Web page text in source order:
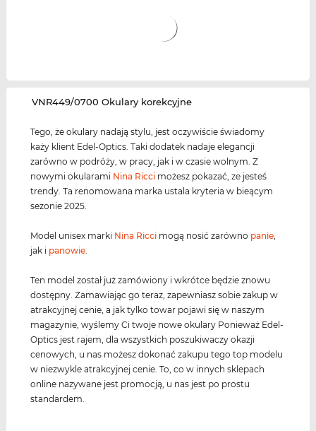
‌VNR449/0700 Okulary korekcyjne
Tego, że okulary nadają stylu, jest oczywiście świadomy
każy klient Edel-Optics. Taki dodatek nadaje elegancji
zarówno w podróży, w pracy, jak i w czasie wolnym. Z
nowymi okularami Nina Ricci możesz pokazać, ze jesteś
trendy. Ta renomowana marka ustala kryteria w bieącym
sezonie 2025.
Model unisex marki Nina Ricci mogą nosić zarówno panie
jak i panowie
Ten model został już zamówiony i wkrótce będzie znowu
dostępny. Zamawiając go teraz, zapewniasz sobie zakup w
atrakcyjnej cenie, a jak tylko towar pojawi się w naszym
magazynie, wyślemy Ci twoje nowe okulary Ponieważ Edel-
Optics jest rajem, dla wszystkich poszukiwaczy okazji
cenowych, u nas możesz dokonać zakupu tego top modelu
w niezwykle atrakcyjnej cenie. To, co w innych sklepach
online nazywane jest promocją, u nas jest po prostu
standardem.